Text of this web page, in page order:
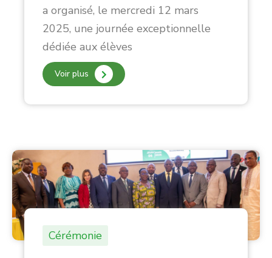
a organisé, le mercredi 12 mars
2025, une journée exceptionnelle
dédiée aux élèves
Voir plus
Cérémonie